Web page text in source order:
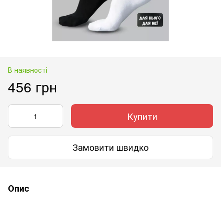
В наявності
456 грн
Купити
Замовити швидко
Опис